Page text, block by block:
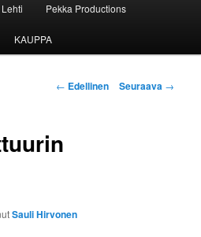
Pekka Productions
KAUPPA
Artikkelien
← Edellinen Seuraava →
Sauli Hirvonen